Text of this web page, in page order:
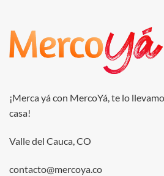
¡Merca yá con MercoYá, te lo
casa!
Valle del Cauca, CO
contacto@mercoya.co